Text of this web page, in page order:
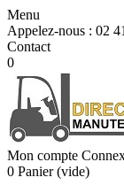
Menu
Appelez-nous : 02
Contact
0
Mon compte
0 Panier (vide)